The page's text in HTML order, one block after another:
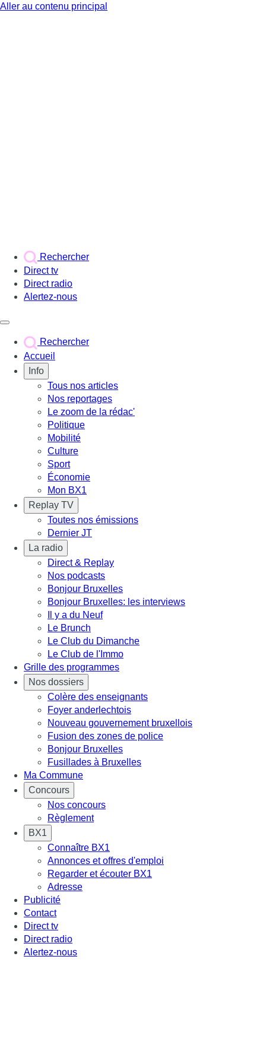
Aller au contenu principal
Rechercher
Direct tv
Direct radio
Alertez-nous
Rechercher
Accueil
Info
Tous nos articles
Nos reportages
Le zoom de la rédac'
Politique
Mobilité
Culture
Sport
Économie
Mon BX1
Replay TV
Toutes nos émissions
Dernier JT
La radio
Direct & Replay
Nos podcasts
Bonjour Bruxelles
Bonjour Bruxelles: les interviews
Il y a du Neuf
Le Brunch
Le Club du Dimanche
Le Club de l'Immo
Grille des programmes
Nos dossiers
Colère des enseignants
Foyer anderlechtois
Nouveau gouvernement bruxellois
Fusion des zones de police
Bonjour Bruxelles
Fusillades à Bruxelles
Ma Commune
Concours
Nos concours
Règlement
BX1
Connaître BX1
Annonces et offres d'emploi
Regarder et écouter BX1
Adresse
Publicité
Contact
Direct tv
Direct radio
Alertez-nous